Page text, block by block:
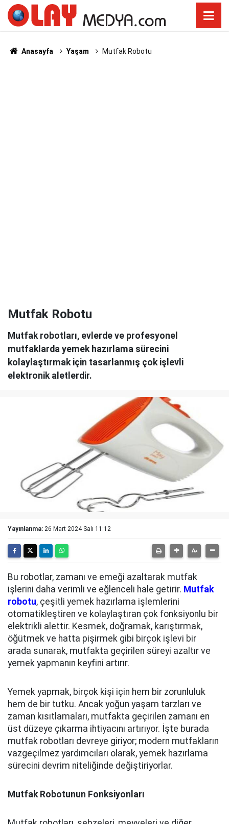
Anasayfa Yaşam Mutfak Robotu
Mutfak Robotu
Mutfak robotları, evlerde ve profesyonel
mutfaklarda yemek hazırlama sürecini
kolaylaştırmak için tasarlanmış çok işlevli
elektronik aletlerdir.
Yayınlanma: 26 Mart 2024 Salı 11:12
Bu robotlar, zamanı ve emeği azaltarak mutfak
işlerini daha verimli ve eğlenceli hale getirir. Mutfak
robotu, çeşitli yemek hazırlama işlemlerini
otomatikleştiren ve kolaylaştıran çok fonksiyonlu bir
elektrikli alettir. Kesmek, doğramak, karıştırmak,
öğütmek ve hatta pişirmek gibi birçok işlevi bir
arada sunarak, mutfakta geçirilen süreyi azaltır ve
yemek yapmanın keyfini artırır.
Yemek yapmak, birçok kişi için hem bir zorunluluk
hem de bir tutku. Ancak yoğun yaşam tarzları ve
zaman kısıtlamaları, mutfakta geçirilen zamanı en
üst düzeye çıkarma ihtiyacını artırıyor. İşte burada
mutfak robotları devreye giriyor; modern mutfakların
vazgeçilmez yardımcıları olarak, yemek hazırlama
sürecini devrim niteliğinde değiştiriyorlar.
Mutfak Robotunun Fonksiyonları